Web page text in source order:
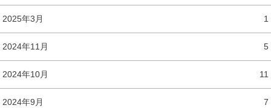
2025年3月 1
2024年11月 5
2024年10月 11
2024年9月 7